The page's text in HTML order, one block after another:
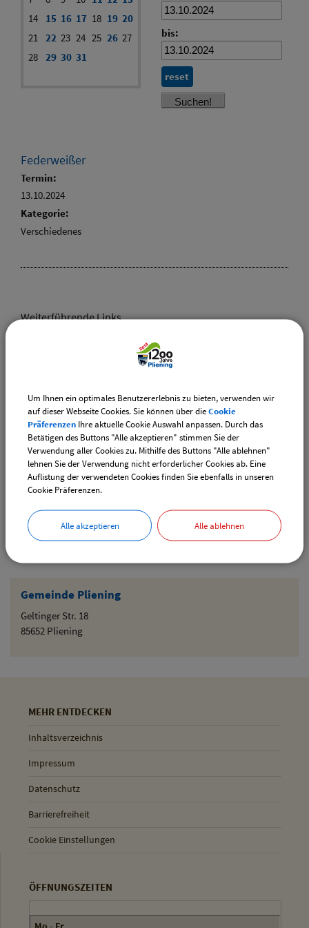
Gemeinde Pliening
Geltinger Str. 18
85652 Pliening
14
15 16 17 18 19 20
21 22 23 24 25 26 27
28 29 30 31
bis:
reset
Federweißer
Termin:
13.10.2024
Kategorie:
Verschiedenes
Weiterführende Links
Vereinsangebote speziell für junge Leute
Diese Vereine bieten Veranstaltungen speziell für junge
Downloads
Den gewählten Termin als VCS-Kalenderdatei
downloaden
Den gewählten Termin als iCal-Kalenderdatei
downloaden
Drucken
MEHR ENTDECKEN
Inhaltsverzeichnis
Impressum
Datenschutz
Barrierefreiheit
Cookie Einstellungen
ÖFFNUNGSZEITEN
Um Ihnen ein optimales Benutzererlebnis zu bieten, verwenden wir
auf dieser Webseite Cookies. Sie können über dieCookie
Präferenzen Ihre aktuelle Cookie Auswahl anpassen. Durch das
Betätigen des Buttons "Alle akzeptieren" stimmen Sie der
Verwendung aller Cookies zu. Mithilfe des Buttons "Alle ablehnen"
lehnen Sie der Verwendung nicht erforderlicher Cookies ab. Eine
Auflistung der verwendeten Cookies finden Sie ebenfalls in unseren
Cookie Präferenzen.
Alle akzeptieren Alle ablehnen